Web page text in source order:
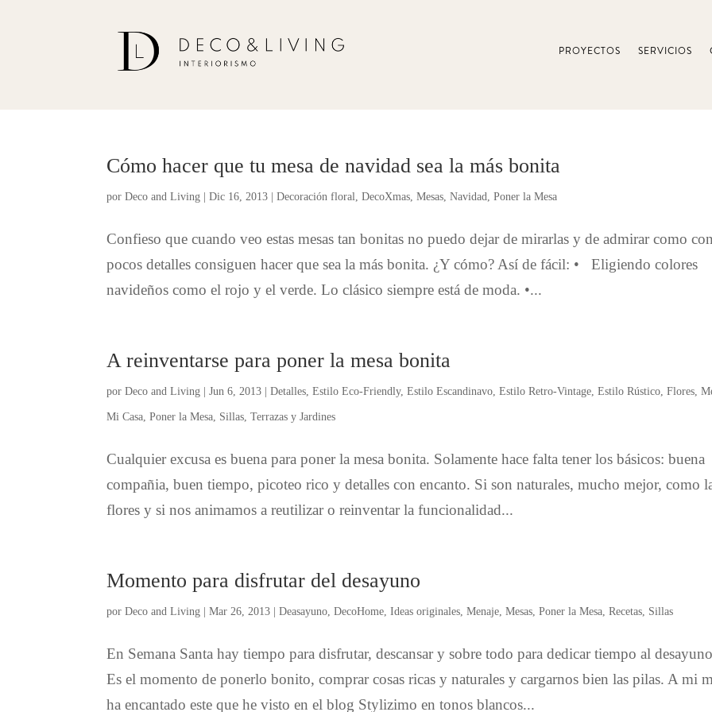
PROYECTOS SERVICIOS
Cómo hacer que tu mesa de navidad sea la más bonita
porDeco and Living |Dic 16, 2013 |Decoración floral ,DecoXmas ,Mesas ,Navidad ,Poner la Mesa
Confieso que cuando veo estas mesas tan bonitas no puedo dejar de mirarlas y de admirar como con
pocos detalles consiguen hacer que sea la más bonita. ¿Y cómo? Así de fácil: • Eligiendo colores
navideños como el rojo y el verde. Lo clásico siempre está de moda. •...
A reinventarse para poner la mesa bonita
porDeco and Living |Jun 6, 2013 |Detalles ,Estilo Eco-Friendly,Estilo Escandinavo ,Estilo Retro-Vintage ,Estilo Rústico ,Flores ,
Mi Casa ,Poner la Mesa Sillas ,Terrazas y Jardines
Cualquier excusa es buena para poner la mesa bonita. Solamente hace falta tener los básicos: buena
compañia, buen tiempo, picoteo rico y detalles con encanto. Si son naturales, mucho mejor, como
flores y si nos animamos a reutilizar o reinventar la funcionalidad...
Momento para disfrutar del desayuno
porDeco and Living |Mar 26, 2013 |Deasayuno ,DecoHome ,Ideas originales ,Menaje ,Mesas ,Poner la Mesa ,Recetas Sillas
En Semana Santa hay tiempo para disfrutar, descansar y sobre todo para dedicar tiempo al
Es el momento de ponerlo bonito, comprar cosas ricas y naturales y cargarnos bien las pilas. A mi
ha encantado este que he visto en el blog Stylizimo en tonos blancos...